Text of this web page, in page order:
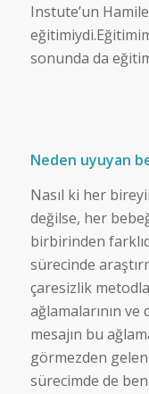
Instute’un
sonunda da
Neden uyuyan
Nasıl ki her
değilse, her
birbirinden
sürecinde
çaresizlik
ağlamalarının ve
mesajın bu
görmezden
sürecimde de